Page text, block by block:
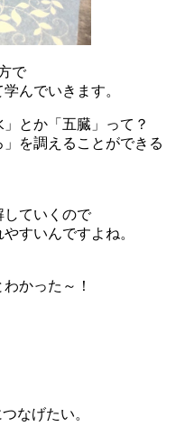
で
んでいきます。
とか「五臓」って？
を調えることができる
していくので
すいんですよね。
かった～！
なげたい。